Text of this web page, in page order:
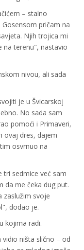
– stalno
pričam na
Njih trojica mi
na terenu", nastavio
nivou, ali sada
je u Švicarskoj
No sada sam
pomoći i Primaveri,
ovaj dres, dajem
osvrnuo na
tri sedmice već sam
da me čeka dug put.
zaslužim svoje
dodao je.
kojima radi.
vidio ništa slično – od